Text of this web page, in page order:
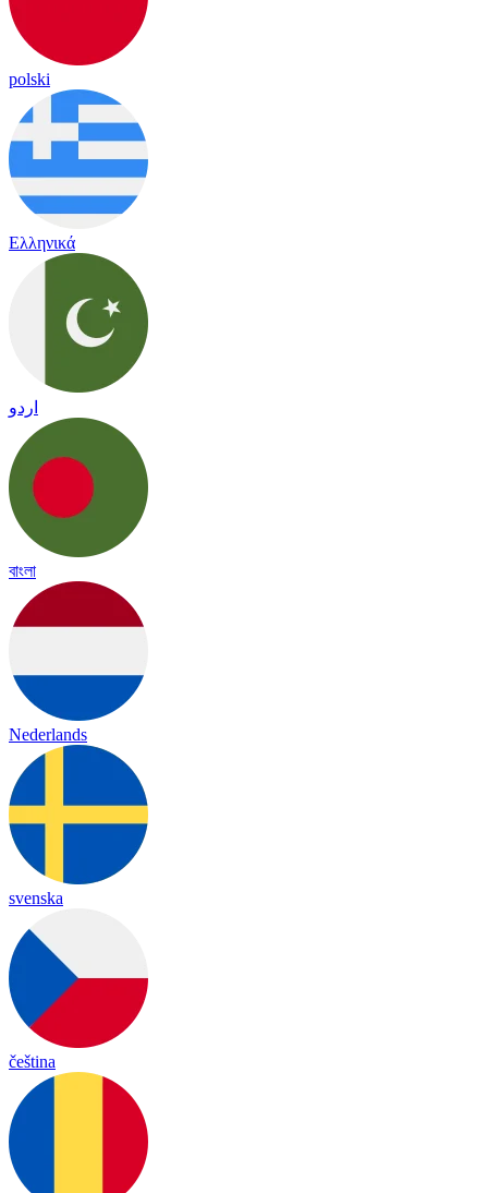
polski
Ελληνικά
اردو
বাংলা
Nederlands
svenska
čeština